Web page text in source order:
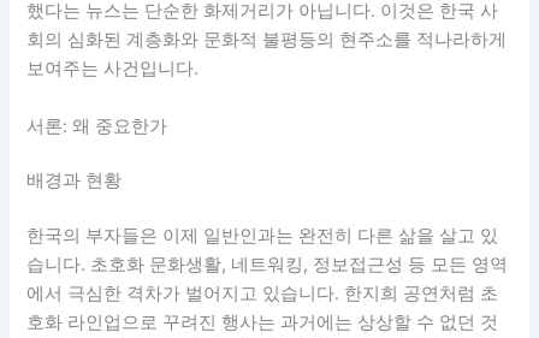
했다는 뉴스는 단순한 화제거리가 아닙니다. 이것은 한국 사
회의 심화된 계층화와 문화적 불평등의 현주소를 적나라하게
보여주는 사건입니다.
서론: 왜 중요한가
배경과 현황
한국의 부자들은 이제 일반인과는 완전히 다른 삶을 살고 있
습니다. 초호화 문화생활, 네트워킹, 정보접근성 등 모든 영역
에서 극심한 격차가 벌어지고 있습니다. 한지희 공연처럼 초
호화 라인업으로 꾸려진 행사는 과거에는 상상할 수 없던 것